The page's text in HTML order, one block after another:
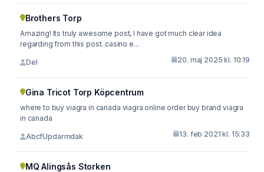
Brothers Torp
Amazing! Its truly awesome post, I have got much clear idea
regarding from this post. casino e...
Del 20. maj 2025 kl. 10:19
Gina Tricot Torp Köpcentrum
where to buy viagra in canada viagra online order buy brand viagra
in canada
AbcfUpdarmdak 13. feb 2021 kl. 15:33
MQ Alingsås Storken